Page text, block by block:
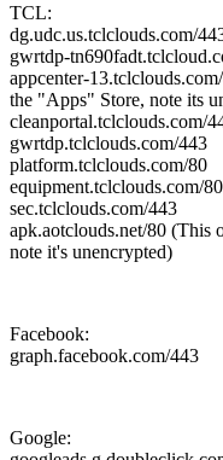
TCL:
dg.udc.us.tclclouds.com/
gwrtdp-
appcenter-
the "Apps" Store, note its
cleanportal.tclclouds.com/
gwrtdp.tclclouds.com/443
platform.tclclouds.com/80
equipment.tclclouds.com/80
sec.tclclouds.com/443
apk.aotclouds.net/80 (This
note it's unencrypted)
Facebook:
graph.facebook.com/443
Google: